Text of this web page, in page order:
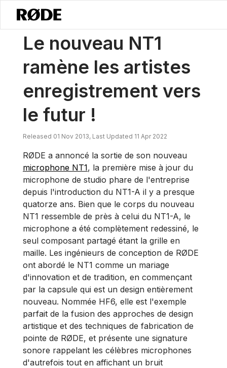
Nouvelles / Le Nouveau NT1 Ramène Les Artistes Enregistrés Vers
Le nouveau NT1
ramène les artistes
enregistrement vers
le futur !
Released 01 Nov 2013, Last Updated 11 Apr 2022
RØDE a annoncé la sortie de son nouveau
microphone NT1, la première mise à jour du
microphone de studio phare de l'entreprise
depuis l'introduction du NT1-A il y a presque
quatorze ans. Bien que le corps du nouveau
NT1 ressemble de près à celui du NT1-A, le
microphone a été complètement redessiné, le
seul composant partagé étant la grille en
maille. Les ingénieurs de conception de RØDE
ont abordé le NT1 comme un mariage
d'innovation et de tradition, en commençant
par la capsule qui est un design entièrement
nouveau. Nommée HF6, elle est l'exemple
parfait de la fusion des approches de design
artistique et des techniques de fabrication de
pointe de RØDE, et présente une signature
sonore rappelant les célèbres microphones
d'autrefois tout en affichant un bruit